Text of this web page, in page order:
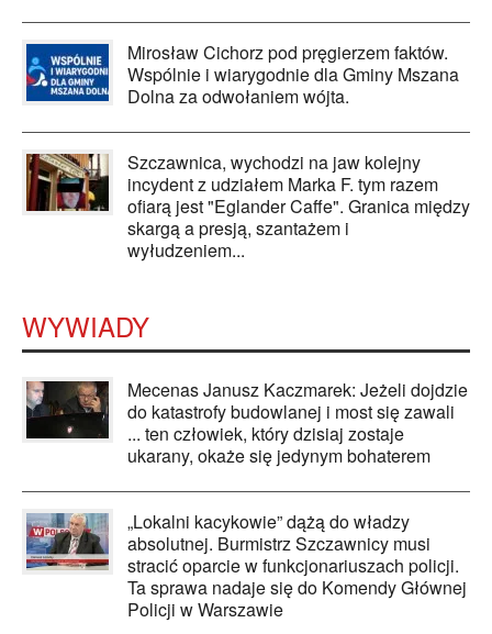
Mirosław Cichorz pod pręgierzem faktów.
Wspólnie i wiarygodnie dla Gminy Mszana
Dolna za odwołaniem wójta.
Szczawnica, wychodzi na jaw kolejny
incydent z udziałem Marka F. tym razem
ofiarą jest "Eglander Caffe". Granica między
skargą a presją, szantażem i
wyłudzeniem...
WYWIADY
Mecenas Janusz Kaczmarek: Jeżeli dojdzie
do katastrofy budowlanej i most się zawali
... ten człowiek, który dzisiaj zostaje
ukarany, okaże się jedynym bohaterem
„Lokalni kacykowie” dążą do władzy
absolutnej. Burmistrz Szczawnicy musi
stracić oparcie w funkcjonariuszach policji.
Ta sprawa nadaje się do Komendy Głównej
Policji w Warszawie